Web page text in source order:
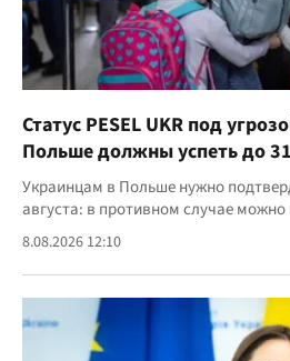
Статус PESEL UKR под
Польше должны успеть до
Украинцам в Польше нужно
августа: в противном случае можно
8.08.2026 12:10